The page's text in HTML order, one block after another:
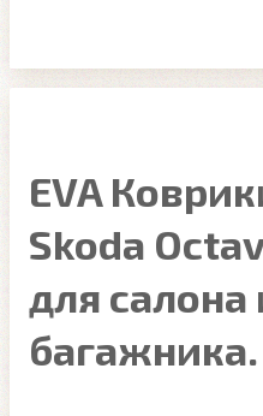
EVA
Skoda
для салона
багажника.